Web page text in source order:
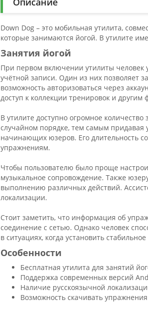
Down Dog – это мобильная утилита,
которые занимаются йогой. В утилите
Занятия йогой
При первом включении утилиты человек
учётной записи. Один из них позволяет
возможность авторизоваться через
доступ к коллекции тренировок и
В утилите доступно огромное
случайном порядке, тем самым придавая
начинающих юзеров. Его длительность
упражнениям.
Чтобы пользователю было проще
музыкальное сопровождение. Также
выполнению различных действий.
локализации.
Стоит заметить, что информация об
соединение с сетью. Однако человек
в ситуациях, когда установить
Особенности
Бесплатная утилита для занятий
Поддержка современных версий
Наличие русскоязычной
Возможность скачивать